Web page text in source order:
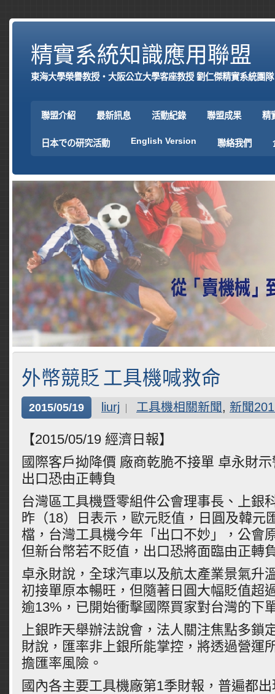
精實系統知識應用聯盟
東海大學榮譽教授‧大阪公立大學客座教授 劉仁傑精實系統團隊
聯盟介紹 最新訊息 活動紀錄 聯盟成果 精
日本での研究活動 English Version 聯絡我們
外幣競貶 工具機喊救命
2015/05/19 liurj 工具機相關新聞, 新聞
【2015/05/19 經濟日報】
國際客戶拗降價 廠商乾脆不接單 卓永財
出口恐由正轉負
台灣區工具機暨零組件公會理事長、上銀
昨（18）日表示，歐元貶值，日圓及韓元
檔，台灣工具機今年「出口不妙」，公會
但新台幣若不貶值，出口恐將面臨由正轉
卓永財說，全球汽車以及航太產業景氣升
初接單原本暢旺，但隨著日圓大幅貶值超
逾13%，已開始衝擊國際買家對台灣的下
上銀昨天舉辦法說會，法人關注焦點多鎖
財說，匯率非上銀所能掌控，將透過營運
擔匯率風險。
國內各主要工具機廠第1季財報，普遍都